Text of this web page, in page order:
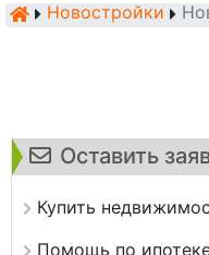
Новостройки
Оставить
Купить
Помощь по